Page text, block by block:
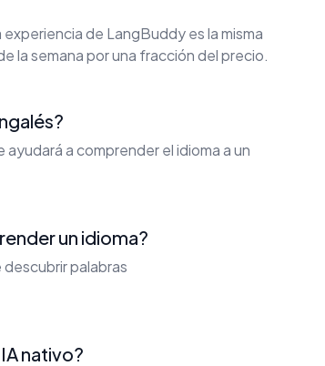
de LangBuddy es la misma
la semana por una fracción del precio.
a comprender el idioma a un
un idioma?
palabras
nativo?